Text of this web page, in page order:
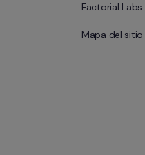
Factorial Labs
Mapa del sitio